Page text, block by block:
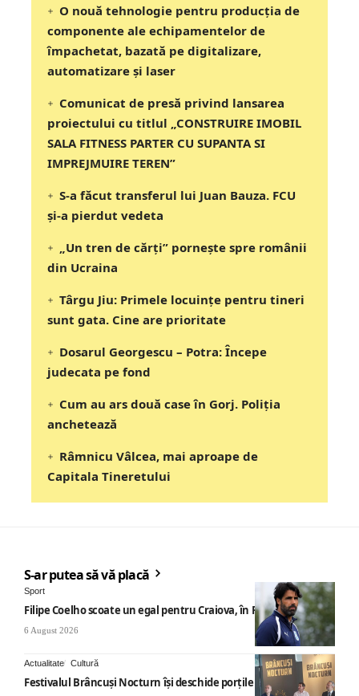
O nouă tehnologie pentru producția de
componente ale echipamentelor de
împachetat, bazată pe digitalizare,
automatizare și laser
Comunicat de presă privind lansarea
proiectului cu titlul „CONSTRUIRE IMOBIL
SALA FITNESS PARTER CU SUPANTA SI
IMPREJMUIRE TEREN”
S-a făcut transferul lui Juan Bauza. FCU
și-a pierdut vedeta
„Un tren de cărți” pornește spre românii
din Ucraina
Târgu Jiu: Primele locuințe pentru tineri
sunt gata. Cine are prioritate
Dosarul Georgescu – Potra: Începe
judecata pe fond
Cum au ars două case în Gorj. Poliția
anchetează
Râmnicu Vâlcea, mai aproape de
Capitala Tineretului
S-ar putea să vă placă
Sport
Filipe Coelho scoate un egal pentru Craiova, în Finlanda
6 August 2026
Actualitate Cultură
Festivalul Brâncuși Nocturn își deschide porțile la Târgu Jiu